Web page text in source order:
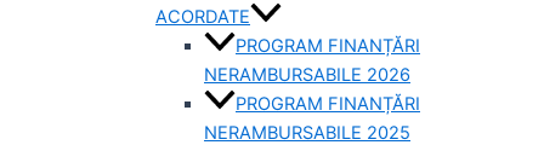
ACORDATE
PROGRAM FINANȚĂRI
NERAMBURSABILE 2026
PROGRAM FINANȚĂRI
NERAMBURSABILE 2025